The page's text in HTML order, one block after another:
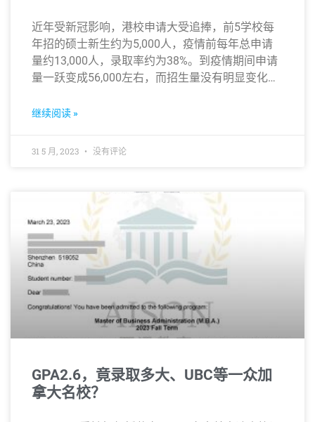
近年受新冠影响，港校申请大受追捧，前5学校每
年招的硕士新生约为5,000人，疫情前每年总申请
量约13,000人，录取率约为38%。到疫情期间申请
量一跃变成56,000左右，而招生量没有明显变化，
的制定显得尤为重要。
继续阅读 »
31 5 月, 2023 没有评论
GPA2.6，竟录取多大、UBC等一众加
拿大名校？